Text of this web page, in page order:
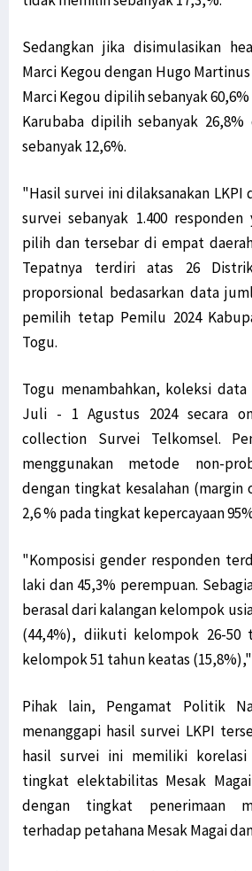
Sedangkan jika disimulasikan
Marci Kegou dengan Hugo
Marci Kegou dipilih sebanyak
Karubaba dipilih sebanyak
sebanyak 12,6%.
"Hasil survei ini dilaksanakan LKPI
survei sebanyak 1.400
pilih dan tersebar di empat
Tepatnya terdiri atas 26
proporsional bedasarkan data
pemilih tetap Pemilu 2024
Togu.
Togu menambahkan, koleksi
Juli - 1 Agustus 2024 secara
collection Survei Telkomsel.
menggunakan metode non-
dengan tingkat kesalahan
2,6 % pada tingkat kepercayaan
"Komposisi gender responden
laki dan 45,3% perempuan.
berasal dari kalangan kelompok
(44,4%), diikuti kelompok 26-50
kelompok 51 tahun keatas
Pihak lain, Pengamat Politik
menanggapi hasil survei LKPI
hasil survei ini memiliki
tingkat elektabilitas Mesak
dengan tingkat penerimaan
terhadap petahana Mesak Magai